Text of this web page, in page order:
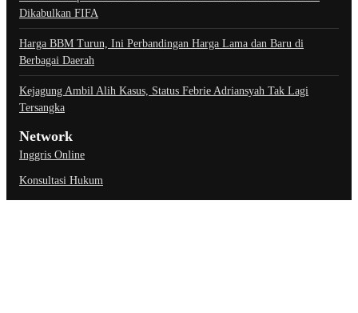
Dikabulkan FIFA
Harga BBM Turun, Ini Perbandingan Harga Lama dan Baru di
Berbagai Daerah
Kejagung Ambil Alih Kasus, Status Febrie Adriansyah Tak Lagi
Tersangka
Network
Inggris Online
Konsultasi Hukum
Link Penting